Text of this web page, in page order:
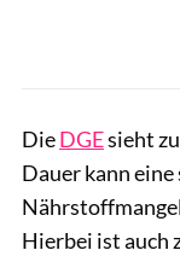
DieDGEsieht
Dauer kann
Hierbei ist auch